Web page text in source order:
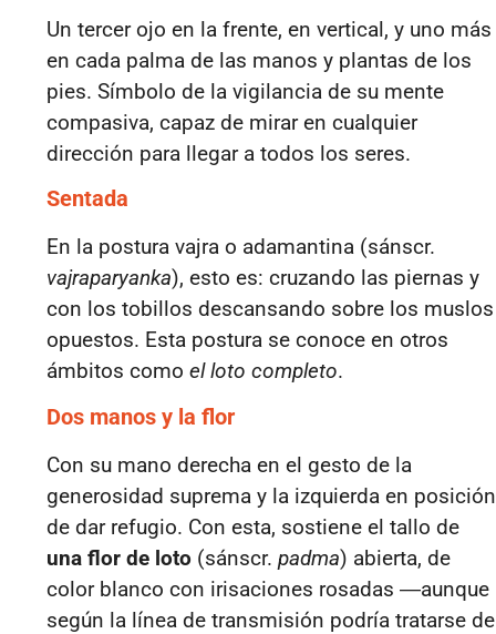
Un tercer ojo en la frente, en vertical, y uno más
en cada palma de las manos y plantas de los
pies. Símbolo de la vigilancia de su mente
compasiva, capaz de mirar en cualquier
dirección para llegar a todos los seres.
Sentada
En la postura vajra o adamantina (sánscr.
vajraparyanka), esto es: cruzando las piernas y
con los tobillos descansando sobre los muslos
opuestos. Esta postura se conoce en otros
ámbitos como el loto completo.
Dos manos y la flor
Con su mano derecha en el gesto de la
generosidad suprema y la izquierda en posición
de dar refugio. Con esta, sostiene el tallo de
una flor de loto (sánscr. padma) abierta, de
color blanco con irisaciones rosadas ―aunque
según la línea de transmisión podría tratarse de